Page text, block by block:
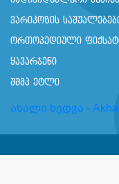
ვარიკოზის
ორთოპედიული
ყავარჯენი
შშმპ ეტლი
ახალი ხედვა -